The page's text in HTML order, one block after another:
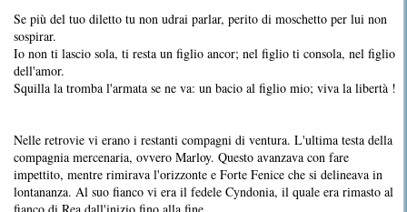
Se più del tuo diletto tu non udrai parlar, perito di moschetto per lui non
sospirar.
Io non ti lascio sola, ti resta un figlio ancor; nel figlio ti consola, nel figlio
dell'amor.
Squilla la tromba l'armata se ne va: un bacio al figlio mio; viva la libertà !
Nelle retrovie vi erano i restanti compagni di ventura. L'ultima testa della
compagnia mercenaria, ovvero Marloy. Questo avanzava con fare
impettito, mentre rimirava l'orizzonte e Forte Fenice che si delineava in
lontananza. Al suo fianco vi era il fedele Cyndonia, il quale era rimasto al